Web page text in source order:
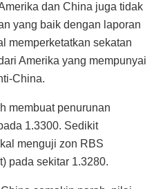
dan China juga tidak
yang baik dengan laporan
memperketatkan sekatan
Amerika yang mempunyai
China.
membuat penurunan
1.3300. Sedikit
menguji zon RBS
pada sekitar 1.3280.